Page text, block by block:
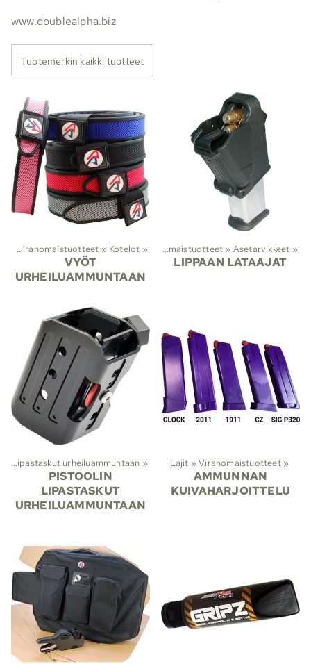
www.doublealpha.biz
Tuotemerkin kaikki tuotteet
Viranomaistuotteet ‪» Kotelot ‪»
VYÖT
URHEILUAMMUNTAAN
Lajit‪» Viranomaistuotteet ‪» Asetarvikkeet ‪»
LIPPAAN LATAAJAT
Lipastaskut urheiluammuntaan ‪»
PISTOOLIN
LIPASTASKUT
URHEILUAMMUNTAAN
Lajit ‪»Viranomaistuotteet ‪»
AMMUNNAN
KUIVAHARJOITTELU